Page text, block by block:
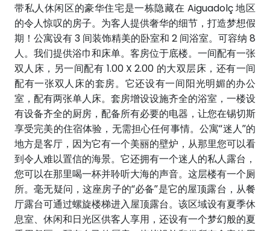
带私人休闲区的豪华住宅是一栋隐藏在 Aiguadolç 地区
的令人惊叹的房子。为客人提供奢华的细节，打造梦想假
期！公寓设有 3 间装饰精美的卧室和 2 间浴室。可容纳 8
人。我们提供浴巾和床单。客房位于底楼。一间配有一张
双人床，另一间配有 1.00 X 2.00 的大双层床，还有一间
配有一张双人床的套房。它还设有一间阳光明媚的办公
室，配有两张单人床。套房增设设施齐全的浴室，一楼设
有设备齐全的厨房，配备所有必要的电器，让您在锡切斯
享受完美的住宿体验，无需担心任何事情。公寓“迷人”的
地方是客厅，因为它有一个美丽的壁炉，从那里您可以看
到令人难以置信的海景。它还拥有一个迷人的私人露台，
您可以在那里喝一杯并聆听大海的声音。这层楼有一个厕
所。毫无疑问，这座房子的“必备”是它的屋顶露台，从餐
厅露台可通过螺旋楼梯进入屋顶露台。该区域设有夏季休
息室、休闲和日光区供客人享用，还设有一个梦幻般的夏